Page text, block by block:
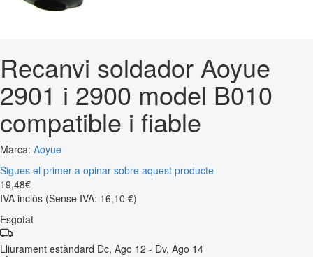
Recanvi soldador Aoyue
2901 i 2900 model B010
compatible i fiable
Marca: Aoyue
Sigues el primer a opinar sobre aquest producte
19,48€
IVA inclòs (Sense IVA: 16,10 €)
Esgotat
Lliurament estàndard Dc, Ago 12 - Dv, Ago 14